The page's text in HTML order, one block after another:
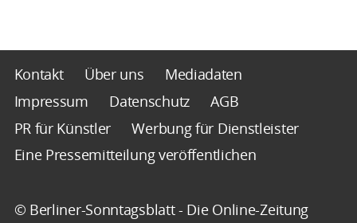
Kontakt Über uns
Mediadaten
Impressum
Datenschutz
AGB
PR für Künstler
Werbung für Dienstleister
Eine Pressemitteilung veröffentlichen
© Berliner-Sonntagsblatt - Die Online-Zeitung